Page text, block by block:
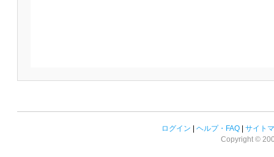
ログイン ヘルプ・FAQ
サイト
Copyright ©